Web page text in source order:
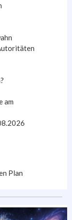
am
Plan